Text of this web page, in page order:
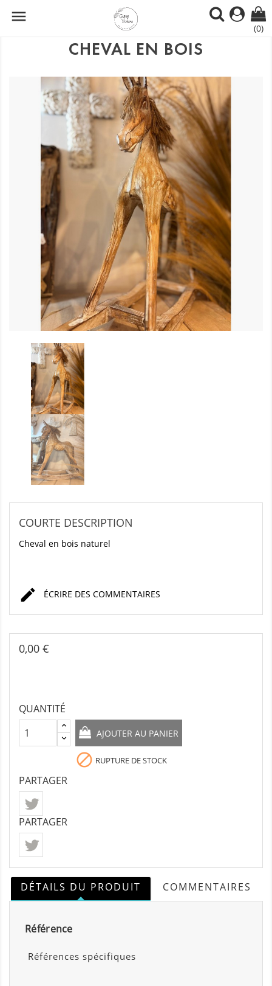

(0)
CHEVAL EN BOIS
COURTE DESCRIPTION
Cheval en bois naturel
 ÉCRIRE DES COMMENTAIRES
0,00 €
QUANTITÉ
AJOUTER AU PANIER
 RUPTURE DE STOCK
PARTAGER
PARTAGER
DÉTAILS DU PRODUIT COMMENTAIRES
Référence
Références spécifiques